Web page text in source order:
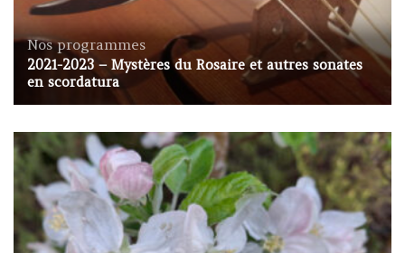
Nos programmes
2021-2023 – Mystères du Rosaire et autres sonates
en scordatura